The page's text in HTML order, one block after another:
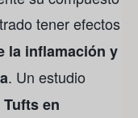
tener efectos
la inflamación y
. Un estudio
en